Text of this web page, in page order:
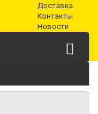
Доставка
Контакты
Новости